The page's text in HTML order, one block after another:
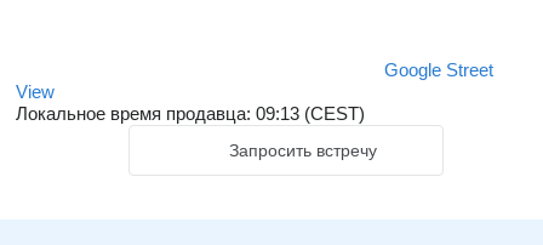
Google Street
View
Локальное время продавца: 09:13 (CEST)
Запросить встречу